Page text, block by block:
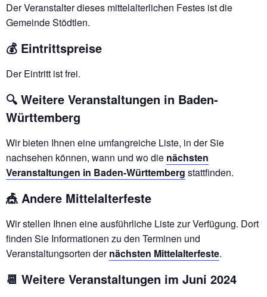
Der Veranstalter dieses mittelalterlichen Festes ist die
Gemeinde Stödtlen.
💰 Eintrittspreise
Der Eintritt ist frei.
🔍 Weitere Veranstaltungen in Baden-
Württemberg
Wir bieten Ihnen eine umfangreiche Liste, in der Sie
nachsehen können, wann und wo die nächsten
Veranstaltungen in Baden-Württemberg stattfinden.
🎪 Andere Mittelalterfeste
Wir stellen Ihnen eine ausführliche Liste zur Verfügung. Dort
finden Sie Informationen zu den Terminen und
Veranstaltungsorten dernächsten Mittelalterfeste.
📆 Weitere Veranstaltungen im Juni 2024